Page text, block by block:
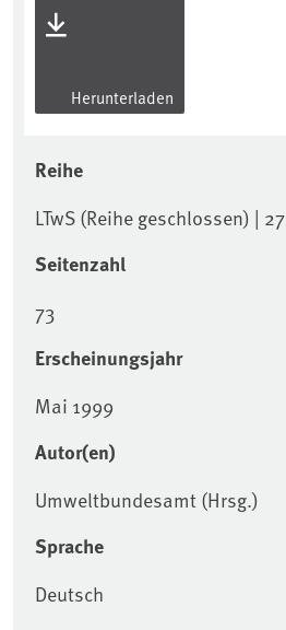
Herunterladen
Reihe
LTwS (Reihe geschlossen) | 27
Seitenzahl
73
Erscheinungsjahr
Mai 1999
Autor(en)
Umweltbundesamt (Hrsg.)
Sprache
Deutsch